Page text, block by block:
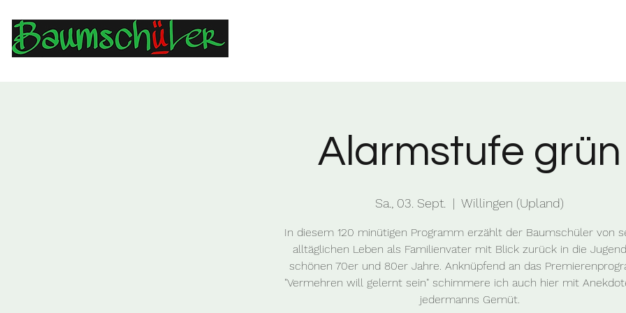
Alarmstufe grün
Sa., 03. Sept.
  |
Willingen (Upland)
In diesem 120 minütigen Programm erzählt der Baumschüler von
alltäglichen Leben als Familienvater mit Blick zurück in die
schönen 70er und 80er Jahre. Anknüpfend an das
"Vermehren will gelernt sein" schimmere ich auch hier mit
jedermanns Gemüt.